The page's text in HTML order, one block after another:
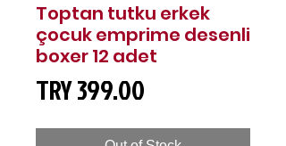
Toptan tutku erkek
çocuk emprime desenli
boxer 12 adet
TRY 399.00